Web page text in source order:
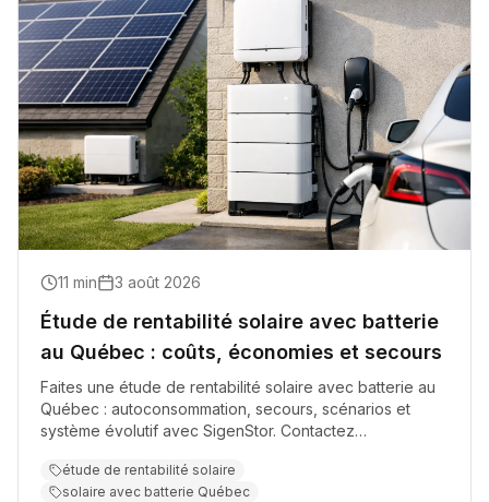
11 min 3 août 2026
Étude de rentabilité solaire avec batterie
au Québec : coûts, économies et secours
Faites une étude de rentabilité solaire avec batterie au
Québec : autoconsommation, secours, scénarios et
système évolutif avec SigenStor. Contactez
étude de rentabilité solaire
solaire avec batterie Québec